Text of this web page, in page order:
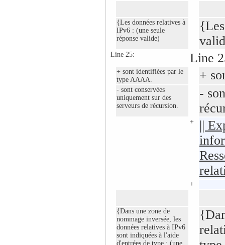
{Les données relatives à
IPv6 : (une seule
réponse valide)
Line 25: Line
+ sont identifiées par le
type AAAA.
+
- sont conservées
uniquement sur des
serveurs de récursion.
-
+
||
+
{Dans une zone de
nommage inversée, les
données relatives à IPv6
sont indiquées à l'aide
d'entrées de type : (une